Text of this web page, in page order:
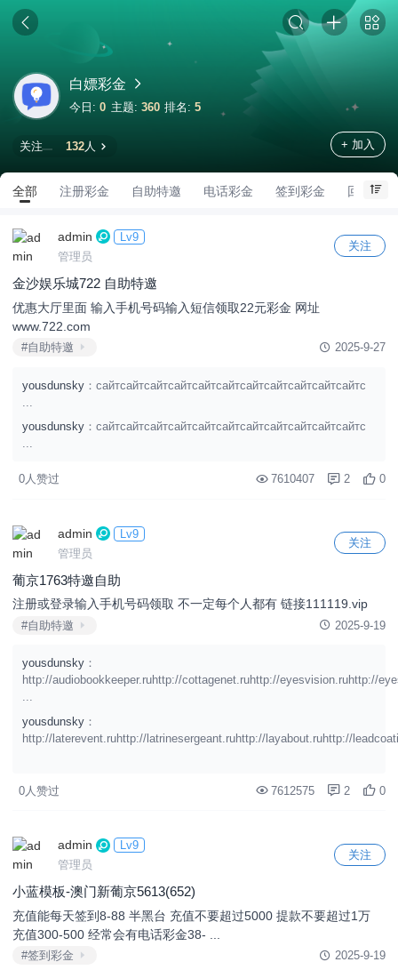
白嫖彩金
今日: 0 主题: 360 排名:5
关注 132人 + 加入
全部 注册彩金 自助特邀 电话彩金 签到彩金 回归彩金
admin
Lv9
管理员
关注
金沙娱乐城722 自助特邀
优惠大厅里面 输入手机号码输入短信领取22元彩金 网址
www.722.com
#自助特邀 2025-9-27
yousdunsky ：сайтсайтсайтсайтсайтсайтсайтсайтсайтсайтсайтс
yousdunsky ：сайтсайтсайтсайтсайтсайтсайтсайтсайтсайтсайтс
...
0人赞过 7610407 2 0
admin
Lv9
管理员
关注
葡京1763特邀自助
注册或登录输入手机号码领取 不一定每个人都有 链接111119.vip
#自助特邀 2025-9-19
yousdunsky ：
http://audiobookkeeper.ruhttp://cottagenet.ruhttp://eyesvision.ruhttp://
...
yousdunsky ：
http://laterevent.ruhttp://latrinesergeant.ruhttp://layabout.ruhttp://
0人赞过 7612575 2 0
admin
Lv9
管理员
关注
小蓝模板-澳门新葡京5613(652)
充值能每天签到8-88 半黑台 充值不要超过5000 提款不要超过1万
充值300-500 经常会有电话彩金38- ...
#签到彩金 2025-9-19